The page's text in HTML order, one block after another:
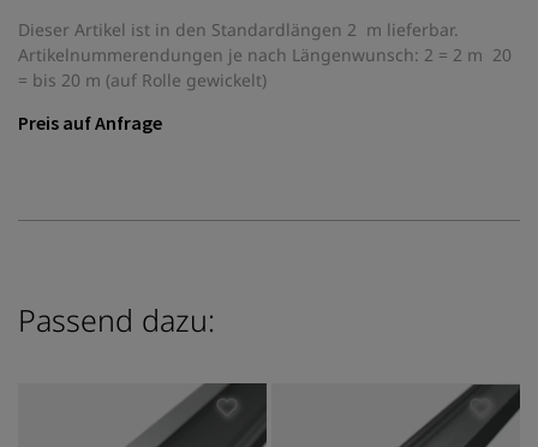
Dieser Artikel ist in den Standardlängen 2 m lieferbar.
Artikelnummerendungen je nach Längenwunsch: 2 = 2 m 20
= bis 20 m (auf Rolle gewickelt)
Preis auf Anfrage
Passend dazu: